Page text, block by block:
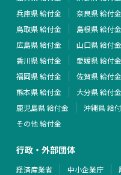
兵庫県 給付金
奈良県 給付金
鳥取県 給付金
島根県 給付金
広島県 給付金
山口県 給付金
香川県 給付金
愛媛県 給付金
福岡県 給付金
佐賀県 給付金
熊本県 給付金
大分県 給付金
鹿児島県 給付金
沖縄県 給
その他 給付金
行政・外部団体
経済産業省 中小企業庁